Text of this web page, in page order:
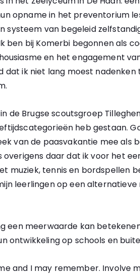
opname in het preventorium
systeem van begeleid
ben bij Komerbi begonnen als
en het engagement
dat ik niet lang moest
de Brugse scoutsgroep
heb gestaan.
van de paasvakantie mee als
overigens daar dat ik voor het
muziek, tennis en bordspellen
leerlingen op een
een meerwaarde kan
ontwikkeling op schools en
and I may remember. Involve